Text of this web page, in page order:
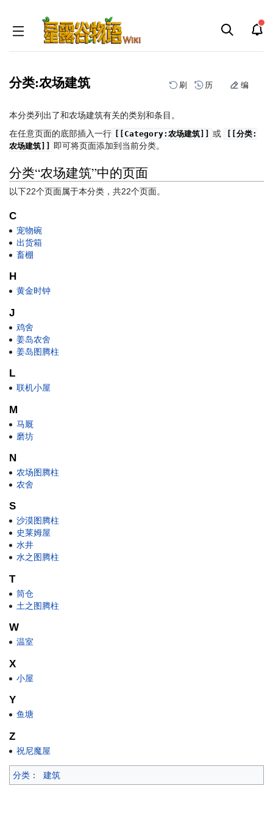
分类:农场建筑 刷 历 编
跳
导
航
跳
搜
索
本分类列出了和农场建筑有关的类别和条目。
在任意页面的底部插入一行
[[Category:农场建筑]] 或
[[分类:
农场建筑]]
即可将页面添加到当前分类。
分类“农场建筑”中的页面
以下22个页面属于本分类，共22个页面。
C
宠物碗
出货箱
畜棚
H
黄金时钟
J
鸡舍
姜岛农舍
姜岛图腾柱
L
联机小屋
M
马厩
磨坊
N
农场图腾柱
农舍
S
沙漠图腾柱
史莱姆屋
水井
水之图腾柱
T
筒仓
土之图腾柱
W
温室
X
小屋
Y
鱼塘
Z
祝尼魔屋
分类 ： 建筑